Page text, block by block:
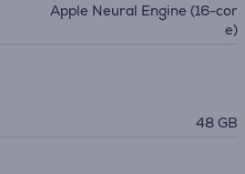
Apple Neural Engine (16-cor
e)
48 GB